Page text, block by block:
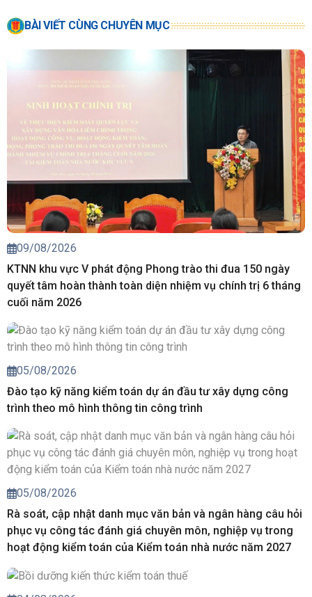
BÀI VIẾT CÙNG CHUYÊN MỤC
09/08/2026
KTNN khu vực V phát động Phong trào thi đua 150 ngày
quyết tâm hoàn thành toàn diện nhiệm vụ chính trị 6 tháng
cuối năm 2026
05/08/2026
Đào tạo kỹ năng kiểm toán dự án đầu tư xây dựng công
trình theo mô hình thông tin công trình
05/08/2026
Rà soát, cập nhật danh mục văn bản và ngân hàng câu hỏi
phục vụ công tác đánh giá chuyên môn, nghiệp vụ trong
hoạt động kiểm toán của Kiểm toán nhà nước năm 2027